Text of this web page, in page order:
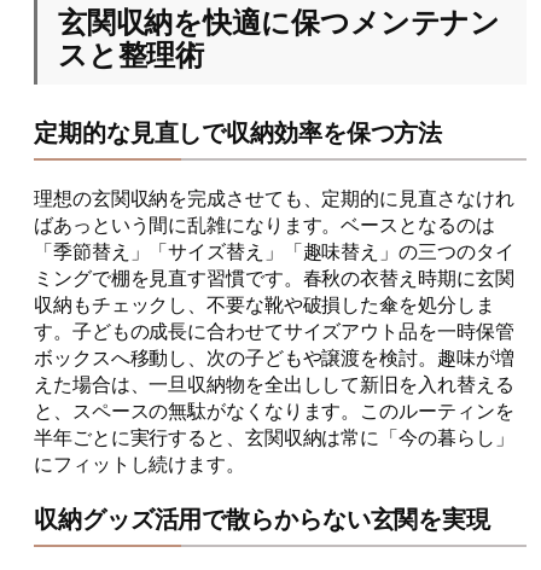
玄関収納を快適に保つメンテナン
スと整理術
定期的な見直しで収納効率を保つ方法
理想の玄関収納を完成させても、定期的に見直さなけれ
ばあっという間に乱雑になります。ベースとなるのは
「季節替え」「サイズ替え」「趣味替え」の三つのタイ
ミングで棚を見直す習慣です。春秋の衣替え時期に玄関
収納もチェックし、不要な靴や破損した傘を処分しま
す。子どもの成長に合わせてサイズアウト品を一時保管
ボックスへ移動し、次の子どもや譲渡を検討。趣味が増
えた場合は、一旦収納物を全出しして新旧を入れ替える
と、スペースの無駄がなくなります。このルーティンを
半年ごとに実行すると、玄関収納は常に「今の暮らし」
にフィットし続けます。
収納グッズ活用で散らからない玄関を実現